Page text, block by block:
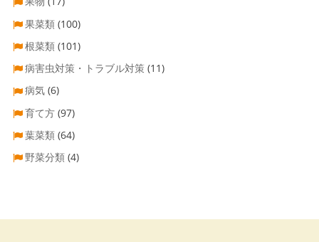
果菜類 (100)
根菜類 (101)
病害虫対策・トラブル対策 (11)
病気 (6)
育て方 (97)
葉菜類 (64)
野菜分類 (4)